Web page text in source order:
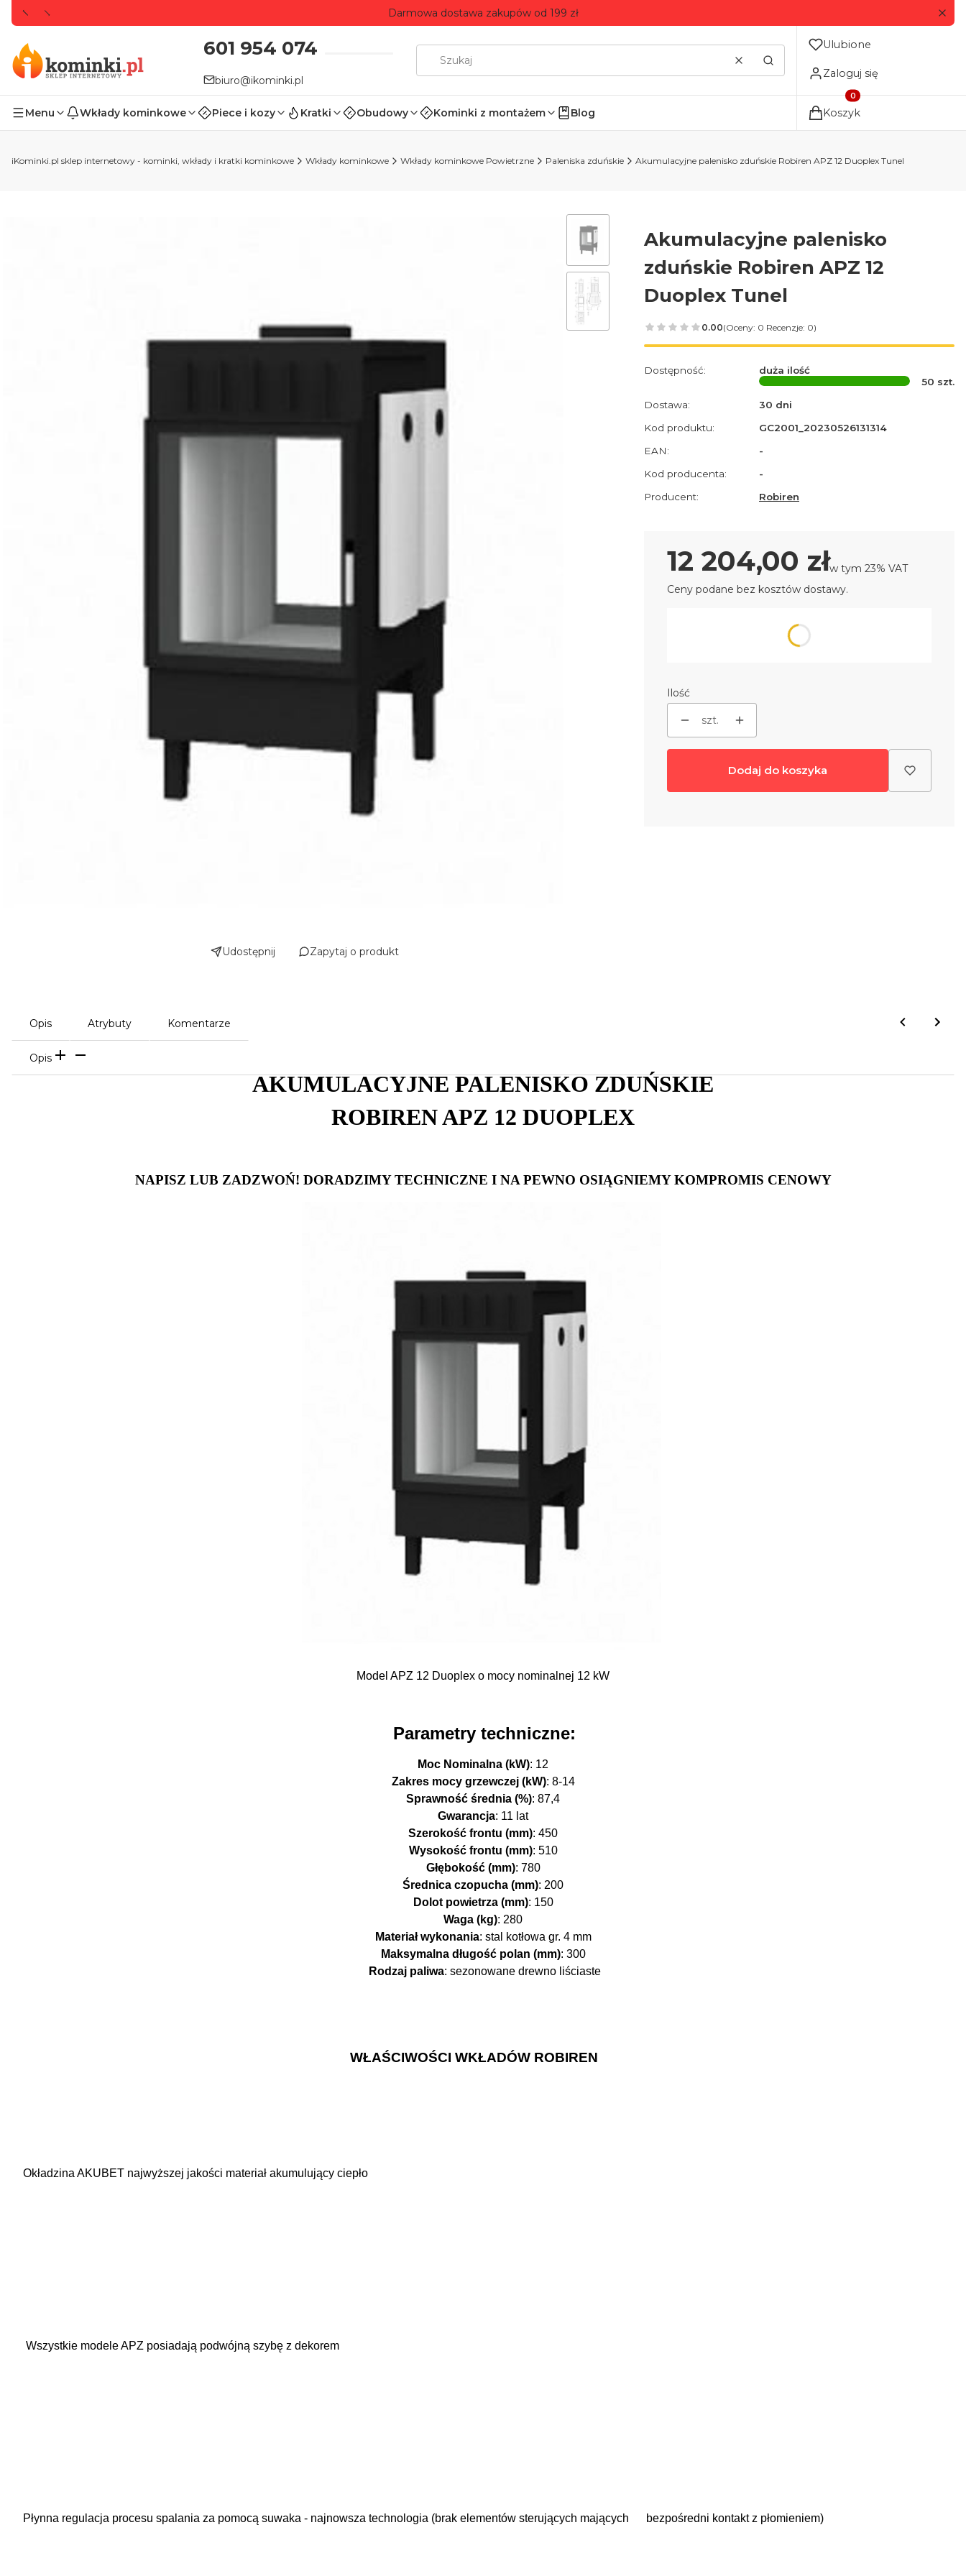
Darmowa dostawa zakupów od 199 zł
601 954 074
biuro@ikominki.pl
WyczyśćSzukaj
Ulubione
Zaloguj się
Menu Wkłady kominkowe Piece i kozy Kratki Obudowy Kominki z montażem Blog
Produkty w koszyku: 0.
Koszyk
iKominki.pl sklep internetowy - kominki, wkłady i kratki kominkowe Wkłady kominkowe Wkłady kominkowe Powietrzne Paleniska zduńskie Akumulacyjne palenisko zduńskie Robiren APZ 12 Duoplex Tunel
Udostępnij Zapytaj o produkt
Akumulacyjne palenisko
zduńskie Robiren APZ 12
Duoplex Tunel
0.00(Oceny: 0 Recenzje: 0)
Dostępność:
duża ilość
50 szt.
Dostawa:
30 dni
Kod produktu:
GC2001_20230526131314
EAN:
-
Kod producenta:
-
Producent:
Robiren
Cena
12 204,00 złw tym 23% VAT
w tym 23% VAT
Ceny podane bez kosztów dostawy.
Poszczególne warianty mogą różnić się ceną
Ilość
szt.
Dodaj do koszyka
Opis Atrybuty Komentarze
Opis
AKUMULACYJNE PALENISKO ZDUŃSKIE
ROBIREN APZ 12 DUOPLEX
NAPISZ LUB ZADZWOŃ! DORADZIMY TECHNICZNE I NA PEWNO OSIĄGNIEMY KOMPROMIS CENOWY
Model APZ 12 Duoplex o mocy nominalnej 12 kW
Parametry techniczne:
Moc Nominalna (kW): 12
Zakres mocy grzewczej (kW): 8-14
Sprawność średnia (%): 87,4
Gwarancja: 11 lat
Szerokość frontu (mm): 450
Wysokość frontu (mm): 510
Głębokość (mm): 780
Średnica czopucha (mm): 200
Dolot powietrza (mm): 150
Waga (kg): 280
Materiał wykonania: stal kotłowa gr. 4 mm
Maksymalna długość polan (mm): 300
Rodzaj paliwa: sezonowane drewno liściaste
WŁAŚCIWOŚCI WKŁADÓW ROBIREN
Okładzina AKUBET najwyższej jakości materiał akumulujący ciepło
Wszystkie modele APZ posiadają podwójną szybę z dekorem
Płynna regulacja procesu spalania za pomocą suwaka - najnowsza technologia (brak elementów sterujących mających bezpośredni kontakt z płomieniem)